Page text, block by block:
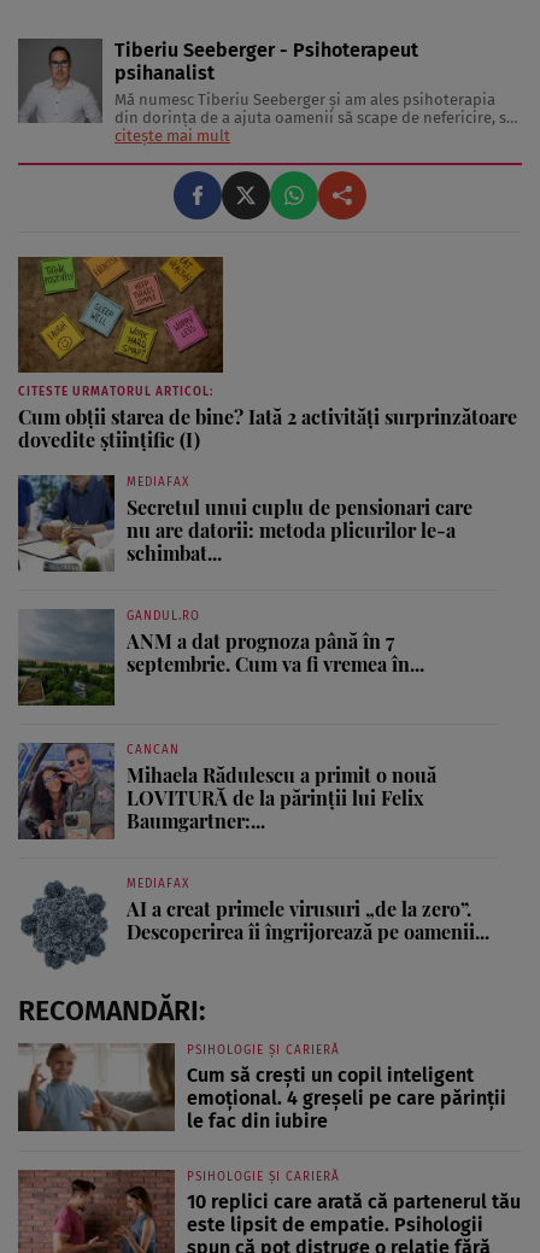
Tiberiu Seeberger - Psihoterapeut
psihanalist
Mă numesc Tiberiu Seeberger și am ales psihoterapia
din dorința de a ajuta oamenii să scape de nefericire, să
dobândească o liniște interioară și să se dezvolte.
personal 23165 Membru al Asociației de Psihanaliză și
Psihoterapie ...
citește mai mult
CITESTE URMATORUL ARTICOL:
Cum obții starea de bine? Iată 2 activități surprinzătoare
dovedite științific (I)
MEDIAFAX
Secretul unui cuplu de pensionari care
nu are datorii: metoda plicurilor le-a
schimbat...
GANDUL.RO
ANM a dat prognoza până în 7
septembrie. Cum va fi vremea în...
CANCAN
Mihaela Rădulescu a primit o nouă
LOVITURĂ de la părinții lui Felix
Baumgartner:...
MEDIAFAX
AI a creat primele virusuri „de la zero”.
Descoperirea îi îngrijorează pe oamenii...
RECOMANDĂRI:
PSIHOLOGIE ȘI CARIERĂ
Cum să crești un copil inteligent
emoțional. 4 greșeli pe care părinții
le fac din iubire
PSIHOLOGIE ȘI CARIERĂ
10 replici care arată că partenerul tău
este lipsit de empatie. Psihologii
spun că pot distruge o relație fără